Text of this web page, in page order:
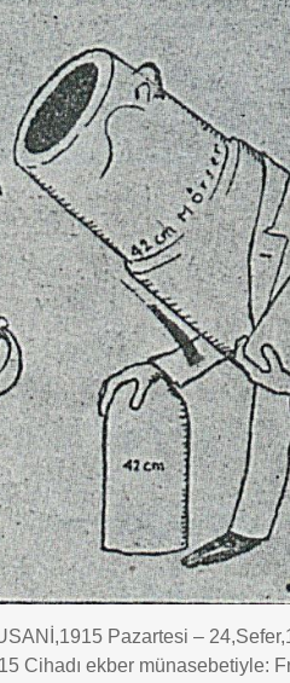
Pazartesi –
Cihadı ekber münasebetiyle: